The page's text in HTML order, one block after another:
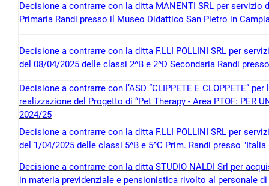
Decisione a contrarre con la ditta MANENTI SRL per
Primaria Randi presso il Museo Didattico San Pietro in
Decisione a contrarre con la ditta F.LLI POLLINI SRL per
del 08/04/2025 delle classi 2^B e 2^D Secondaria Randi
Decisione a contrarre con l’ASD “CLIPPETE E CLOPPETE”
realizzazione del Progetto di “Pet Therapy - Area PTOF: PER
2024/25
Decisione a contrarre con la ditta F.LLI POLLINI SRL per
del 1/04/2025 delle classi 5^B e 5^C Prim. Randi presso
Decisione a contrarre con la ditta STUDIO NALDI Srl per
in materia previdenziale e pensionistica rivolto al personale